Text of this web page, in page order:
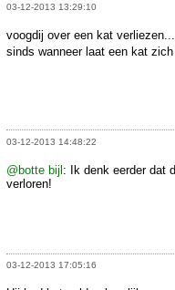
03-12-2013 13:29:10
voogdij over een kat verliezen....
sinds wanneer laat een kat
03-12-2013 14:48:22
@botte bijl : Ik denk eerder dat
verloren!
03-12-2013 17:05:16